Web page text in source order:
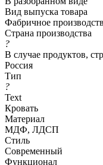
Вид выпуска товара
Фабричное
Страна производства
?
В случае продуктов,
Россия
Тип
?
Text
Кровать
Материал
МДФ, ЛДСП
Стиль
Современный
Функционал